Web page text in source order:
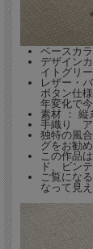
この着用モデルで
Lee200でウェス
っとゆったり目で
オルテガ社の手織
トなフィット感で
出ず、見た目の区
ベースカ
デザイン
イトグリ
レザー・
ボタン仕
年変化で
素材 ： 縦
手織り ア
独特の風
グをお勧め
この作品
ド、ビン
ご覧にな
なって見